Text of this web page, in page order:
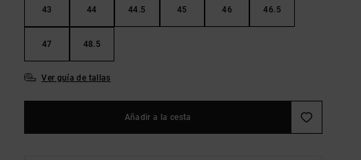
43 44 44.5 45 46 46.5
47 48.5
Ver guía de tallas
Añadir a la cesta